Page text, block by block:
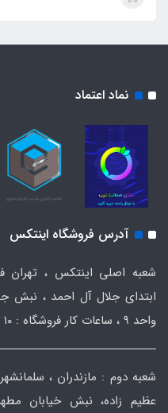
نماد اعتماد
آدرس فروشگاه اینتکس
شعبه اصلی اینتکس ، تهران
واحد ۹ ، ساعات کار فروشگاه : ۱۰ صبح تا ۹ شب.
عظیم زاده، نبش خیابان